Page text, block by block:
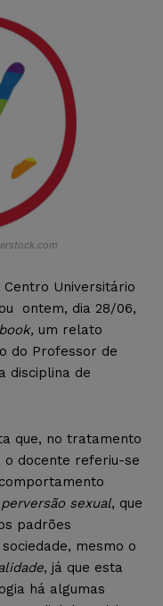
Centro Universitário
ontem, dia 28/06,
um relato
do Professor de
disciplina de
que, no tratamento
o docente referiu-se
perversão sexual, que
padrões
mesmo o
, já que esta
há algumas